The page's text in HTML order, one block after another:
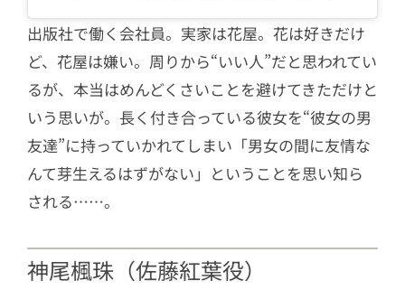
出版社で働く会社員。実家は花屋。花は好きだけ
ど、花屋は嫌い。周りから“いい人”だと思われてい
るが、本当はめんどくさいことを避けてきただけと
いう思いが。長く付き合っている彼女を“彼女の男
友達”に持っていかれてしまい「男女の間に友情な
んて芽生えるはずがない」ということを思い知ら
される……。
神尾楓珠（佐藤紅葉役）